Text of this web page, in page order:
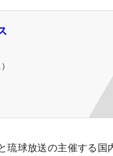
琉球放送の主催する国